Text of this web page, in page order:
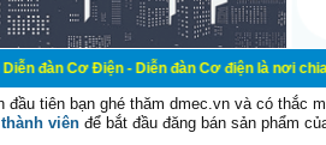
Điện - Diễn đàn Cơ điện là nơi chia sẽ kiến
đầu tiên bạn ghé thăm dmec.vn và có thắc
viên để bắt đầu đăng bán sản phẩm